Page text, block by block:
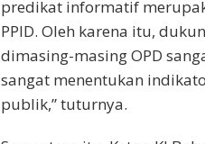
predikat informatif
PPID. Oleh karena itu,
dimasing-masing OPD
sangat menentukan
publik,” tuturnya.